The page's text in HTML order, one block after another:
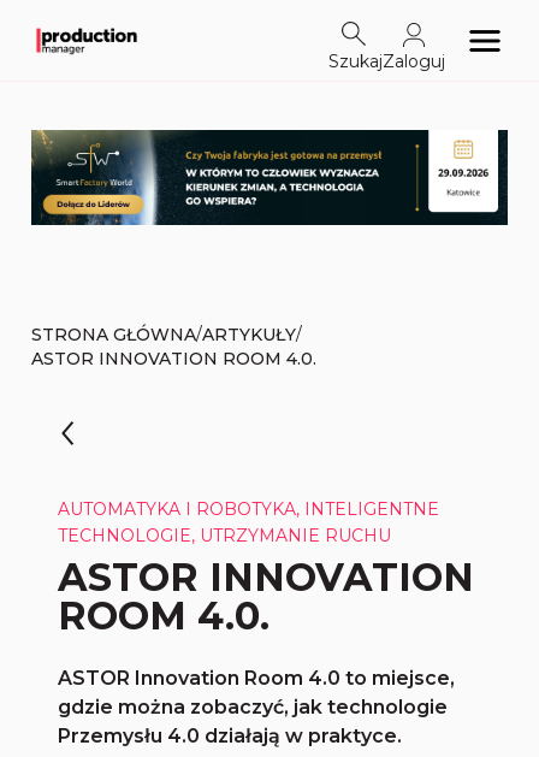
SzukajZaloguj
STRONA GŁÓWNA/ARTYKUŁY/
ASTOR INNOVATION ROOM 4.0.
AUTOMATYKA I ROBOTYKA, INTELIGENTNE
TECHNOLOGIE, UTRZYMANIE RUCHU
ASTOR INNOVATION
ROOM 4.0.
ASTOR Innovation Room 4.0 to miejsce,
gdzie można zobaczyć, jak technologie
Przemysłu 4.0 działają w praktyce.